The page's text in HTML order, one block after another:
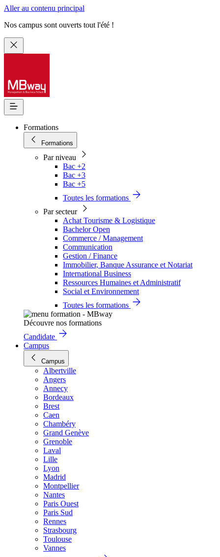
Aller au contenu principal
Nos campus sont ouverts tout l'été !
Formations
Formations
Par niveau
Bac +2
Bac +3
Bac +5
Toutes les formations
Par secteur
Achat Tourisme & Logistique
Bachelor Open
Commerce / Management
Communication
Gestion / Finance
Immobilier, Banque Assurance et Notariat
International Business
Ressources Humaines et Administratif
Social et Environnement
Toutes les formations
Découvre nos formations
Candidate
Campus
Campus
Albertville
Angers
Annecy
Bordeaux
Brest
Caen
Chambéry
Grand Genève
Grenoble
Laval
Lille
Lyon
Madrid
Montpellier
Nantes
Paris Ouest
Paris Sud
Rennes
Strasbourg
Toulouse
Vannes